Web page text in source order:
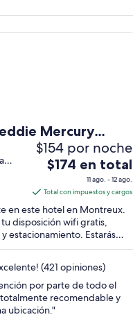
Mercury
$154 por noche
El
es
de
$174
en
total
por
noche
del
11
$174 en total
11 ago. - 12 ago.
Total con impuestos y cargos
en este hotel en Montreux.
disposición wifi gratis,
estacionamiento. Estarás
de atracciones como Musée
(421 opiniones)
por parte de todo el
recomendable y
ubicación."
Mercury Hotel